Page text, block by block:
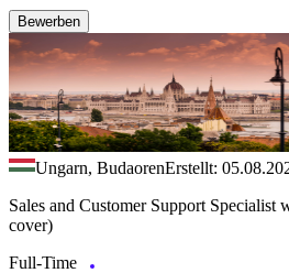
Bewerben
Ungarn, BudaorenErstellt:
Sales and Customer Support Specialist
cover)
Full-Time